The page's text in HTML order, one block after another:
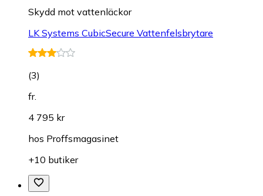
Skydd mot vattenläckor
LK Systems CubicSecure Vattenfelsbrytare
(3)
fr.
4 795 kr
hos Proffsmagasinet
+10 butiker